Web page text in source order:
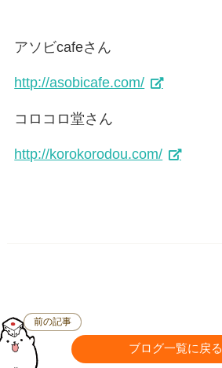
アソビcafeさん
http://asobicafe.com/
コロコロ堂さん
http://korokorodou.com/
前の記事
ブログ一覧に戻る